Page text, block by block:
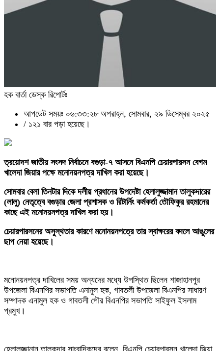
হক বার্তা ডেস্ক রিপোর্টঃ
আপডেট সময়ঃ ০৬:৩৩:২৮ অপরাহ্ন, সোমবার, ২৯ ডিসেম্বর ২০২৫
/ ১২১ বার পড়া হয়েছে।
‎ত্রয়োদশ জাতীয় সংসদ নির্বাচনে বগুড়া-৭ আসনে বিএনপি চেয়ারপারসন বেগম
খালেদা জিয়ার পক্ষে মনোনয়নপত্র দাখিল করা হয়েছে।
‎সোমবার বেলা তিনটার দিকে দলীয় প্রধানের উপদেষ্টা হেলালুজ্জামান তালুকদারের
(লালু) নেতৃত্বে বগুড়ার জেলা প্রশাসক ও রিটার্নিং কর্মকর্তা তৌফিকুর রহমানের
কাছে এই মনোনয়নপত্র দাখিল করা হয়।
‎চেয়ারপারসনের অসুস্থতার কারণে মনোনয়নপত্রে তার স্বাক্ষরের বদলে আঙুলের
ছাপ নেয়া হয়েছে।
‎মনোনয়নপত্র দাখিলের সময় অন্যদের মধ্যে উপস্থিত ছিলেন শাজাহানপুর
উপজেলা বিএনপির সভাপতি এনামুল হক, গাবতলী উপজেলা বিএনপির সাধারণ
সম্পাদক এনামুল হক ও গাবতলী পৌর বিএনপির সভাপতি সাইফুল ইসলাম
প্রমুখ।
‎হেলালুজ্জানান তালুকদার সাংবাদিকদের বলেন, বিএনপি চেয়ারপারসন খালেদা জিয়া